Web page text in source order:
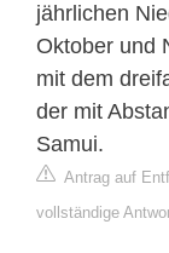
jährlichen
Oktober und
mit dem
der mit
Samui.
Antrag auf
vollständige